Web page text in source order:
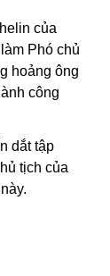
của
Phó chủ
hoảng ông
công
dắt tập
tịch của